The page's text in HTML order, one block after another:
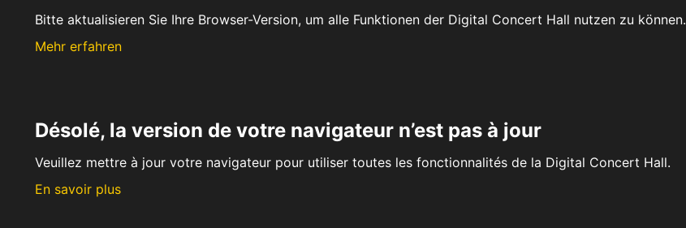
Bitte aktualisieren Sie Ihre Browser-Version, um alle Funktionen der Digital Concert Hall nutzen zu können.
Mehr erfahren
Désolé, la version de votre navigateur n’est pas à jour
Veuillez mettre à jour votre navigateur pour utiliser toutes les fonctionnalités de la Digital Concert Hall.
En savoir plus